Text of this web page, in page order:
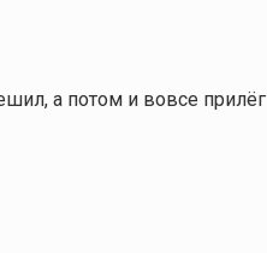
а потом и вовсе прилёг